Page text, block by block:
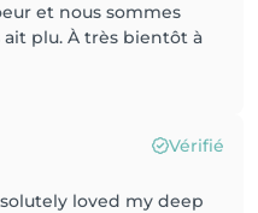
et nous sommes
ait plu. À très bientôt à
Vérifié
loved my deep